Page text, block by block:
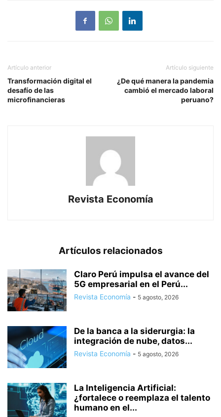
Artículo anterior
Transformación digital el
desafío de las
microfinancieras
Artículo siguiente
¿De qué manera la pandemia
cambió el mercado laboral
peruano?
Revista Economía
Artículos relacionados
Claro Perú impulsa el avance del
5G empresarial en el Perú...
Revista Economía - 5 agosto, 2026
De la banca a la siderurgia: la
integración de nube, datos...
Revista Economía - 5 agosto, 2026
La Inteligencia Artificial:
¿fortalece o reemplaza el talento
humano en el...